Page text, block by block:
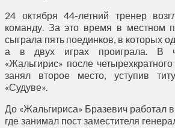
24 октября 44-летний тренер
команду. За это время в местном
сыграла пять поединков, в которых
а в двух играх проиграла. В
«Жальгирис» после
занял второе место, уступив
«Судуве».
До «Жальгириса» Бразевич работал
где занимал пост заместителя